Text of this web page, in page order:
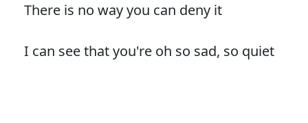
There is no way you can deny it
I can see that you're oh so sad, so quiet